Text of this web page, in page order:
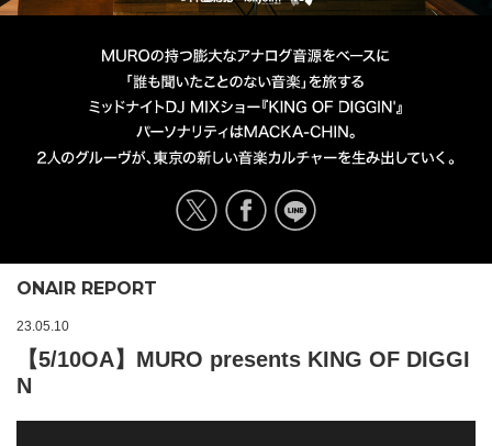
ONAIR REPORT
23.05.10
【5/10OA】MURO presents KING OF DIGGI
N